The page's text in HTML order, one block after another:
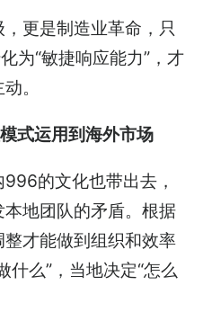
更是制造业革命，只
为“敏捷响应能力”，才
。
式运用到海外市场
的文化也带出去，
地团队的矛盾。根据
才能做到组织和效率
什么”，当地决定“怎么